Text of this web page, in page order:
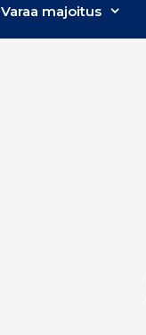
Varaa majoitus